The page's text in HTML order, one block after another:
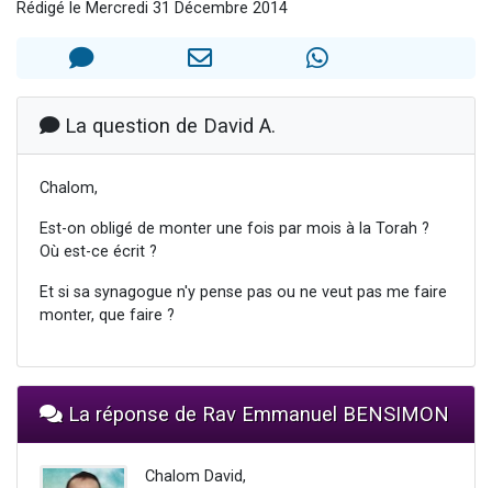
Dovan vient de donner son Maasser
Malgorzata vient de donner son Maasser
3 personnes viennent de nous rejoindre sur WhatsApp
Rédigé le Mercredi 31 Décembre 2014
La question de David A.
Chalom,
Est-on obligé de monter une fois par mois à la Torah ?
Où est-ce écrit ?
Et si sa synagogue n'y pense pas ou ne veut pas me faire
monter, que faire ?
La réponse de Rav Emmanuel BENSIMON
Chalom David,